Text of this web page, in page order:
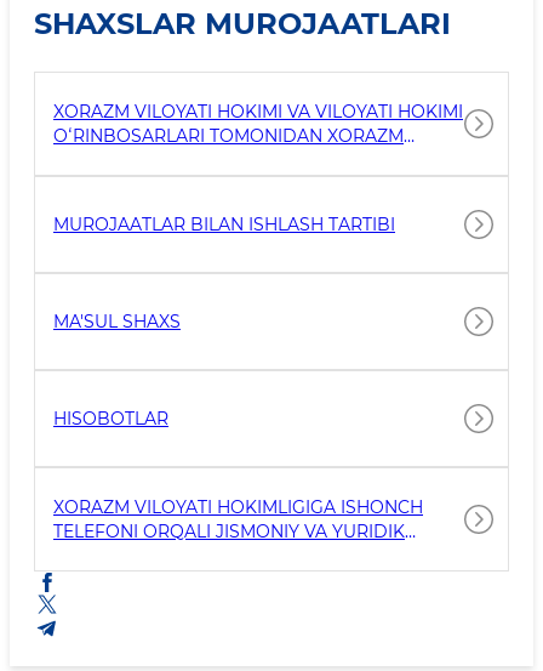
SHAXSLAR MUROJAATLARI
XORAZM VILOYATI HOKIMI VA VILOYATI HOKIMI
OʻRINBOSARLARI TOMONIDAN XORAZM
JISMONIY VA YURIDIK SHAXSLARNI QABUL
MUROJAATLAR BILAN ISHLASH TARTIBI
MA'SUL SHAXS
HISOBOTLAR
XORAZM VILOYATI HOKIMLIGIGA ISHONCH
TELEFONI ORQALI JISMONIY VA YURIDIK